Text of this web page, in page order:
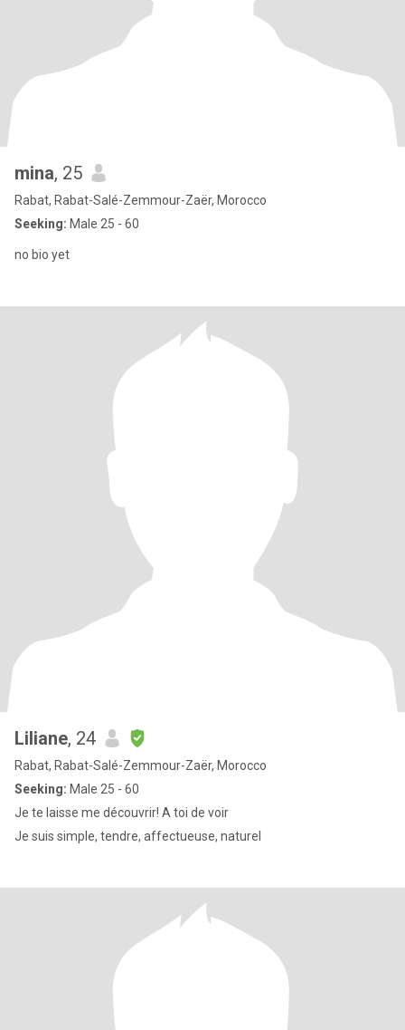
mina, 25
Rabat, Rabat-Salé-Zemmour-Zaër, Morocco
Seeking: Male 25 - 60
no bio yet
Liliane, 24
Rabat, Rabat-Salé-Zemmour-Zaër, Morocco
Seeking: Male 25 - 60
Je te laisse me découvrir! A toi de voir
Je suis simple, tendre, affectueuse, naturel